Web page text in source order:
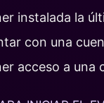
instalada la
con una
acceso a una